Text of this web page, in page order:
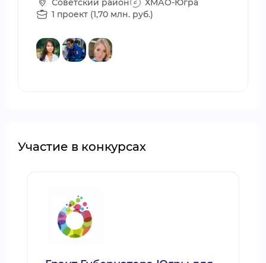
1 проект (1,70 млн. руб.)
Участие в конкурсах